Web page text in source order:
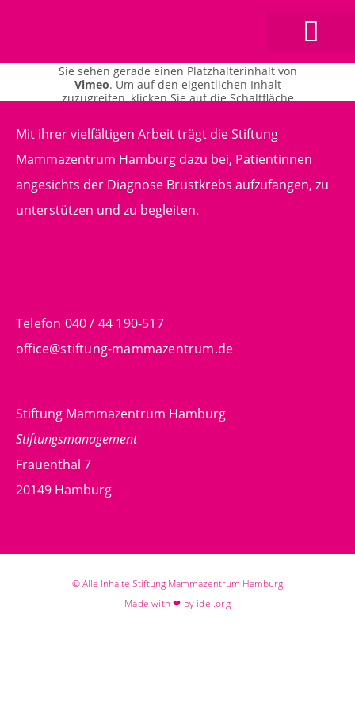
Sie sehen gerade einen Platzhalterinhalt von
Vimeo. Um auf den eigentlichen Inhalt
zuzugreifen, klicken Sie auf die Schaltfläche
Mehr Informationen
Inhalt entsperren
Erforderlichen Service akzeptieren und
Inhalte entsperren
Mit ihrer vielfältigen Arbeit trägt die Stiftung
Mammazentrum Hamburg dazu bei, Patientinnen
angesichts der Diagnose Brustkrebs aufzufangen, zu
unterstützen und zu begleiten.
Telefon 040 / 44 190-517
office@stiftung-mammazentrum.de
Stiftung Mammazentrum Hamburg
Stiftungsmanagement
Frauenthal 7
20149 Hamburg
© Alle Inhalte Stiftung Mammazentrum Hamburg
Made with ❤ by idel.org